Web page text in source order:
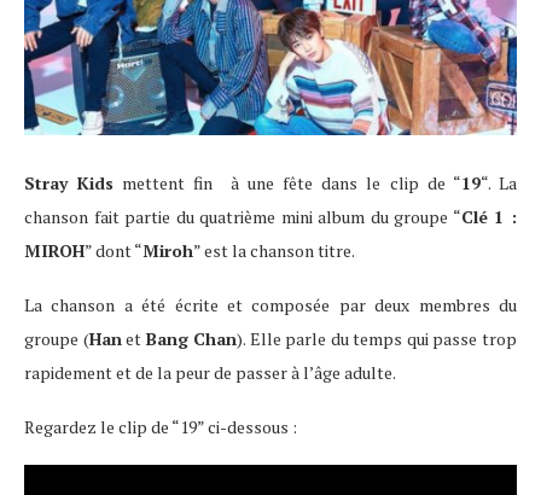
Stray Kids mettent fin à une fête dans le clip de “19“. La
chanson fait partie du quatrième mini album du groupe “Clé 1 :
MIROH” dont “Miroh” est la chanson titre.
La chanson a été écrite et composée par deux membres du
groupe (Hanet Bang Chan). Elle parle du temps qui passe trop
rapidement et de la peur de passer à l’âge adulte.
Regardez le clip de “19” ci-dessous :